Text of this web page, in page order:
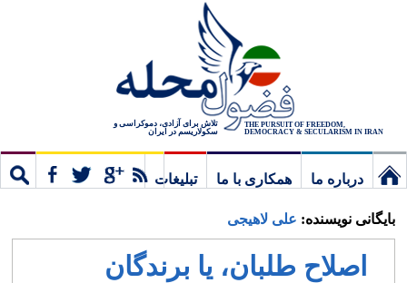
THE PURSUIT OF FREEDOM,
DEMOCRACY & SECULARISM IN IRAN
تلاش برای آزادی، دموکراسی و
سکولاریسم در ایران
درباره ما همکاری با ما
تبلیغات
بایگانی نویسنده: علی لاهیجی
اصلاح طلبان، یا برندگان